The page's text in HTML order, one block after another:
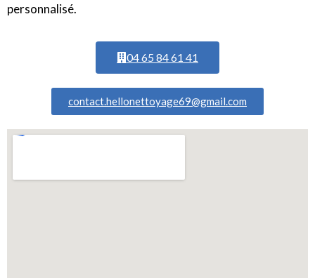
personnalisé.
04 65 84 61 41
contact.hellonettoyage69@gmail.com